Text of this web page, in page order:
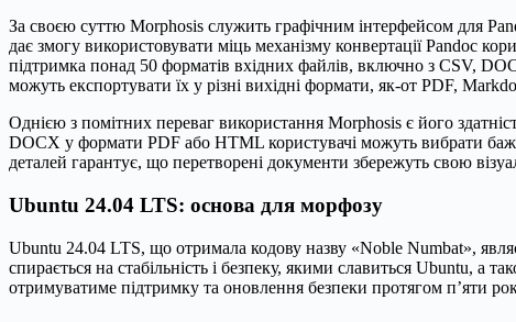
За своєю суттю Morphosis служить графічним інтерфейсом для
дає змогу використовувати міць механізму конвертації Pandoc
підтримка понад 50 форматів вхідних файлів, включно з CSV,
можуть експортувати їх у різні вихідні формати, як-от PDF,
Однією з помітних переваг використання Morphosis є його
DOCX у формати PDF або HTML користувачі можуть вибрати
деталей гарантує, що перетворені документи збережуть свою
Ubuntu 24.04 LTS: основа для морфозу
Ubuntu 24.04 LTS, що отримала кодову назву «Noble Numbat»,
спирається на стабільність і безпеку, якими славиться Ubuntu, а
отримуватиме підтримку та оновлення безпеки протягом п’яти